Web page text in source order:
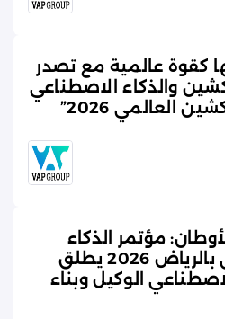
كقوة عالمية مع تصدر
والذكاء الاصطناعي
العالمي 2026”
مؤتمر الذكاء
الاصطناعي العالمي بالرياض 2026 يطلق
الوكيل وبناء